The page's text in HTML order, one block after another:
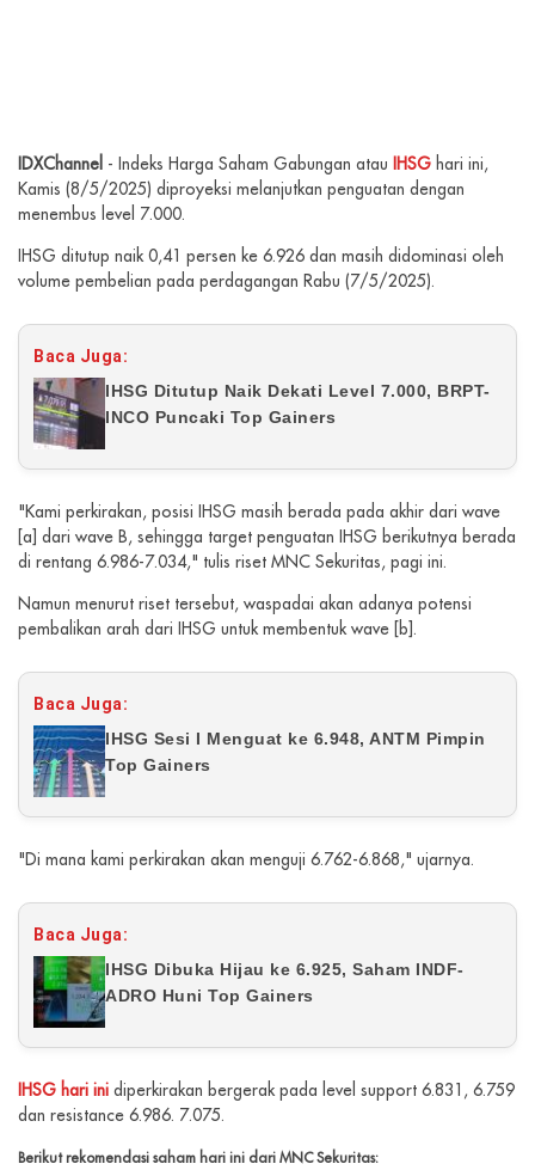
IDXChannel - Indeks Harga Saham Gabungan atau IHSG hari ini,
Kamis (8/5/2025) diproyeksi melanjutkan penguatan dengan
menembus level 7.000.
IHSG ditutup naik 0,41 persen ke 6.926 dan masih didominasi oleh
volume pembelian pada perdagangan Rabu (7/5/2025).
Baca Juga:
IHSG Ditutup Naik Dekati Level 7.000, BRPT-
INCO Puncaki Top Gainers
"Kami perkirakan, posisi IHSG masih berada pada akhir dari wave
[a] dari wave B, sehingga target penguatan IHSG berikutnya berada
di rentang 6.986-7.034," tulis riset MNC Sekuritas, pagi ini.
Namun menurut riset tersebut, waspadai akan adanya potensi
pembalikan arah dari IHSG untuk membentuk wave [b].
Baca Juga:
IHSG Sesi I Menguat ke 6.948, ANTM Pimpin
Top Gainers
"Di mana kami perkirakan akan menguji 6.762-6.868," ujarnya.
Baca Juga:
IHSG Dibuka Hijau ke 6.925, Saham INDF-
ADRO Huni Top Gainers
IHSG hari ini diperkirakan bergerak pada level support 6.831, 6.759
dan resistance 6.986. 7.075.
Berikut rekomendasi saham hari ini dari MNC Sekuritas: